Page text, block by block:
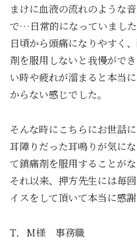
まけに血液の流れのような
で…日常的になっていました
日頃から頭痛になりやすく
剤を服用しないと我慢がで
い時や疲れが溜まると本当
からない感じでした。
そんな時にこちらにお世話
耳障りだった耳鳴りが気に
て鎮痛剤を服用することが
それ以来、押方先生には毎
イスをして頂いて本当に感謝
T．M様 事務職